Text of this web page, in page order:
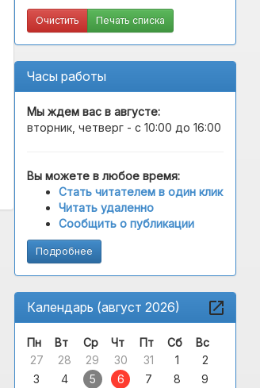
Очистить Печать списка
Часы работы
Мы ждем вас в августе:
вторник, четверг - с 10:00 до 16:00
Вы можете в любое время:
Стать читателем в один клик
Читать удаленно
Сообщить о публикации
Подробнее
Календарь (август 2026)
Пн Вт Ср Чт Пт Сб
Вс
27
28 29 30 31 1
2
3
4 5 6 7 8
9